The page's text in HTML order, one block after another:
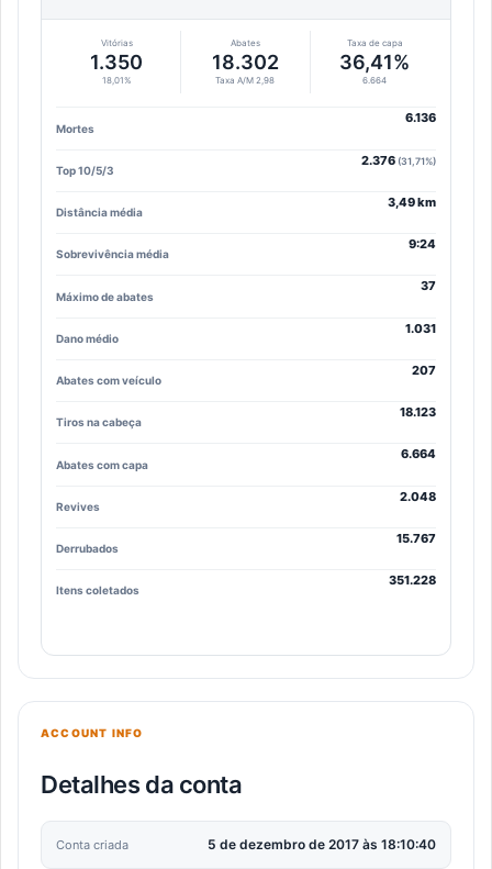
Vitórias
1.350
18,01%
Abates
18.302
Taxa A/M 2,98
Taxa de capa
36,41%
6.664
Mortes
6.136
Top 10/5/3
2.376 (31,71%)
Distância média
3,49 km
Sobrevivência média
9:24
Máximo de abates
37
Dano médio
1.031
Abates com veículo
207
Tiros na cabeça
18.123
Abates com capa
6.664
Revives
2.048
Derrubados
15.767
Itens coletados
351.228
ACCOUNT INFO
Detalhes da conta
Conta criada 5 de dezembro de 2017 às 18:10:40